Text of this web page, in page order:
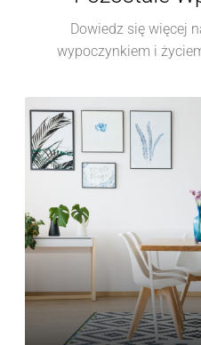
Dowiedz się więcej
wypoczynkiem i